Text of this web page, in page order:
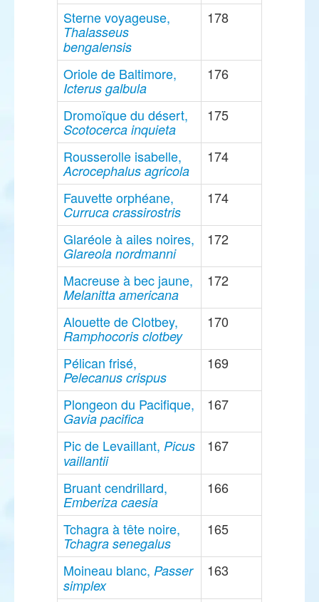
Sterne voyageuse,
Thalasseus
bengalensis
178
Oriole de Baltimore,
Icterus galbula
176
Dromoïque du désert,
Scotocerca inquieta
175
Rousserolle isabelle,
Acrocephalus agricola
174
Fauvette orphéane,
Curruca crassirostris
174
Glaréole à ailes noires,
Glareola nordmanni
172
Macreuse à bec jaune,
Melanitta americana
172
Alouette de Clotbey,
Ramphocoris clotbey
170
Pélican frisé,
Pelecanus crispus
169
Plongeon du Pacifique,
Gavia pacifica
167
Pic de Levaillant, Picus
vaillantii
167
Bruant cendrillard,
Emberiza caesia
166
Tchagra à tête noire,
Tchagra senegalus
165
Moineau blanc, Passer
simplex
163